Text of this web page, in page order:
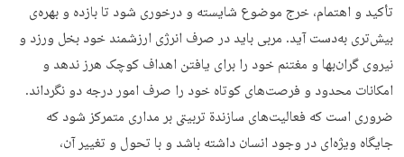
تأکید و اهتمام، خرج موضوع شایسته و درخوری شود تا بازده و بهره‌ی
بیش‌تری به‌دست آید. مربی باید در صرف انرژی ارزشمند خود بخل ورزد و
نیروی گران‌بها و مغتنم خود را برای یافتن اهداف کوچک هرز ندهد و
امکانات محدود و فرصت‌های کوتاه خود را صرف امور درجه دو نگرداند.
ضروری است که فعالیت‌های سازندة تربیتی بر مداری متمرکز شود که
جایگاه ویژه‌ای در وجود انسان داشته باشد و با تحول و تغییر آن،